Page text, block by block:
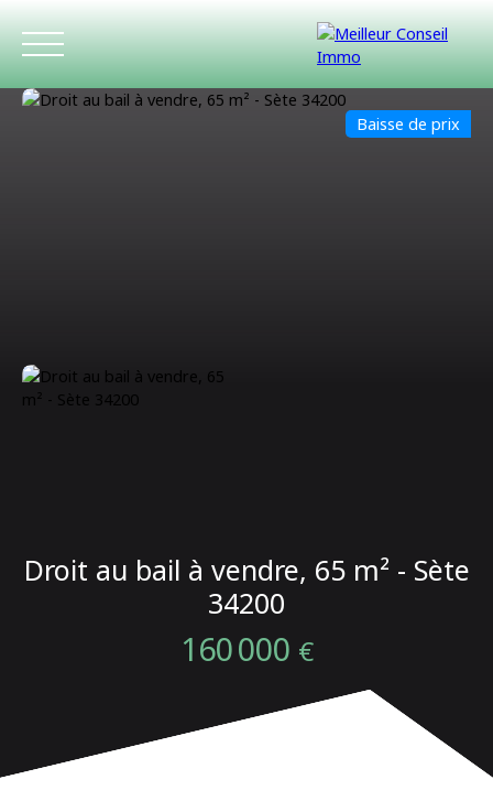
Baisse de prix
Droit au bail à vendre, 65 m² - Sète
34200
160 000 €